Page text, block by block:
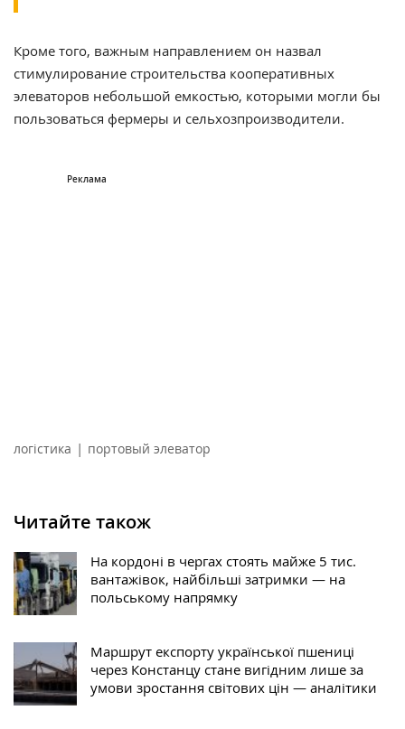
Кроме того, важным направлением он назвал
стимулирование строительства кооперативных
элеваторов небольшой емкостью, которыми могли бы
пользоваться фермеры и сельхозпроизводители.
логістика | портовый элеватор
Читайте також
На кордоні в чергах стоять майже 5 тис.
вантажівок, найбільші затримки — на
польському напрямку
Маршрут експорту української пшениці
через Констанцу стане вигідним лише за
умови зростання світових цін — аналітики